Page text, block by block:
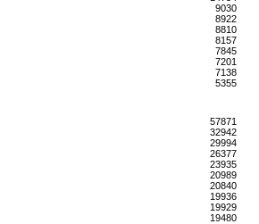
9030
8922
8810
8157
7845
7201
7138
5355
57871
32942
29994
26377
23935
20989
20840
19936
19929
19480